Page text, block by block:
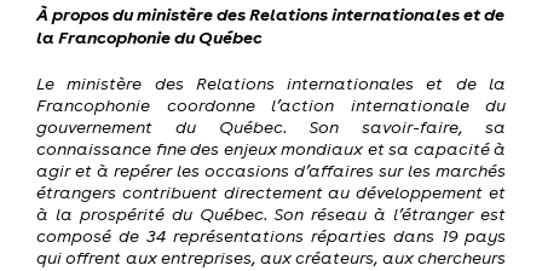
À propos du ministère des Relations internationales et de
la Francophonie du Québec
Le ministère des Relations internationales et de la
Francophonie coordonne l’action internationale du
gouvernement du Québec. Son savoir-faire, sa
connaissance fine des enjeux mondiaux et sa capacité à
agir et à repérer les occasions d’affaires sur les marchés
étrangers contribuent directement au développement et
à la prospérité du Québec. Son réseau à l’étranger est
composé de 34 représentations réparties dans 19 pays
qui offrent aux entreprises, aux créateurs, aux chercheurs